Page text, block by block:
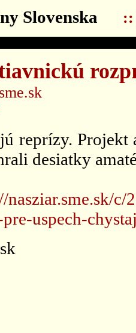
Slovenska ::
reprízy.
desiatky
nasziar.sme.sk/
uspech-